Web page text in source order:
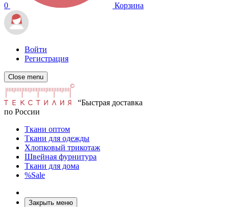
0 Корзина
Войти
Регистрация
Close menu
“Быстрая доставка
по России
Ткани оптом
Ткани для одежды
Хлопковый трикотаж
Швейная фурнитура
Ткани для дома
%Sale
Закрыть меню